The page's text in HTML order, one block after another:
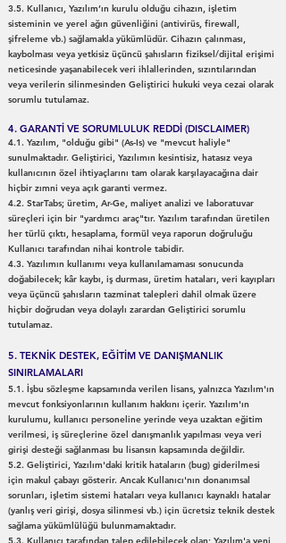
3.5. Kullanıcı, Yazılım’ın kurulu olduğu cihazın, işletim
sisteminin ve yerel ağın güvenliğini (antivirüs, firewall,
şifreleme vb.) sağlamakla yükümlüdür. Cihazın çalınması,
kaybolması veya yetkisiz üçüncü şahısların fiziksel/dijital erişimi
neticesinde yaşanabilecek veri ihlallerinden, sızıntılarından
veya verilerin silinmesinden Geliştirici hukuki veya cezai olarak
sorumlu tutulamaz.
4. GARANTİ VE SORUMLULUK REDDİ (DISCLAIMER)
4.1. Yazılım, "olduğu gibi" (As-Is) ve "mevcut haliyle"
sunulmaktadır. Geliştirici, Yazılımın kesintisiz, hatasız veya
kullanıcının özel ihtiyaçlarını tam olarak karşılayacağına dair
hiçbir zımni veya açık garanti vermez.
4.2. StarTabs; üretim, Ar-Ge, maliyet analizi ve laboratuvar
süreçleri için bir "yardımcı araç"tır. Yazılım tarafından üretilen
her türlü çıktı, hesaplama, formül veya raporun doğruluğu
Kullanıcı tarafından nihai kontrole tabidir.
4.3. Yazılımın kullanımı veya kullanılamaması sonucunda
doğabilecek; kâr kaybı, iş durması, üretim hataları, veri kayıpları
veya üçüncü şahısların tazminat talepleri dahil olmak üzere
hiçbir doğrudan veya dolaylı zarardan Geliştirici sorumlu
tutulamaz.
5. TEKNİK DESTEK, EĞİTİM VE DANIŞMANLIK
SINIRLAMALARI
5.1. İşbu sözleşme kapsamında verilen lisans, yalnızca Yazılım'ın
mevcut fonksiyonlarının kullanım hakkını içerir. Yazılım'ın
kurulumu, kullanıcı personeline yerinde veya uzaktan eğitim
verilmesi, iş süreçlerine özel danışmanlık yapılması veya veri
girişi desteği sağlanması bu lisansın kapsamında değildir.
5.2. Geliştirici, Yazılım'daki kritik hataların (bug) giderilmesi
için makul çabayı gösterir. Ancak Kullanıcı'nın donanımsal
sorunları, işletim sistemi hataları veya kullanıcı kaynaklı hatalar
(yanlış veri girişi, dosya silinmesi vb.) için ücretsiz teknik destek
sağlama yükümlülüğü bulunmamaktadır.